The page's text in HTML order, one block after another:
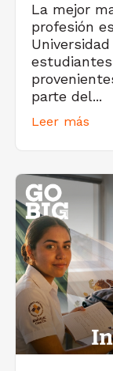
La mejor
profesión
parte del...
Leer más